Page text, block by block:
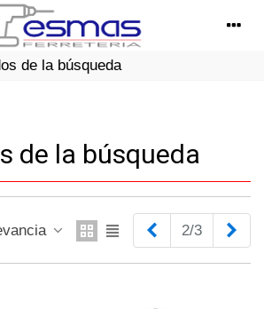
de la búsqueda
de la búsqueda
Anterior
2/3